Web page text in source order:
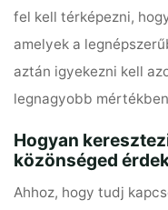
fel kell térképezni,
amelyek a
aztán igyekezni kell
legnagyobb
Hogyan
közönséged
Ahhoz, hogy tudj